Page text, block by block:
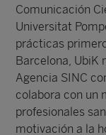
Comunicación
Universitat
prácticas
Barcelona, UbiK
Agencia SINC
colabora con un
profesionales
motivación a la